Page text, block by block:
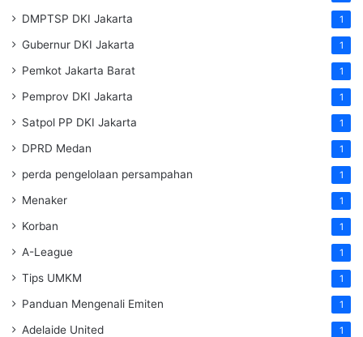
DMPTSP DKI Jakarta 1
Gubernur DKI Jakarta 1
Pemkot Jakarta Barat 1
Pemprov DKI Jakarta 1
Satpol PP DKI Jakarta 1
DPRD Medan 1
perda pengelolaan persampahan 1
Menaker 1
Korban 1
A-League 1
Tips UMKM 1
Panduan Mengenali Emiten 1
Adelaide United 1